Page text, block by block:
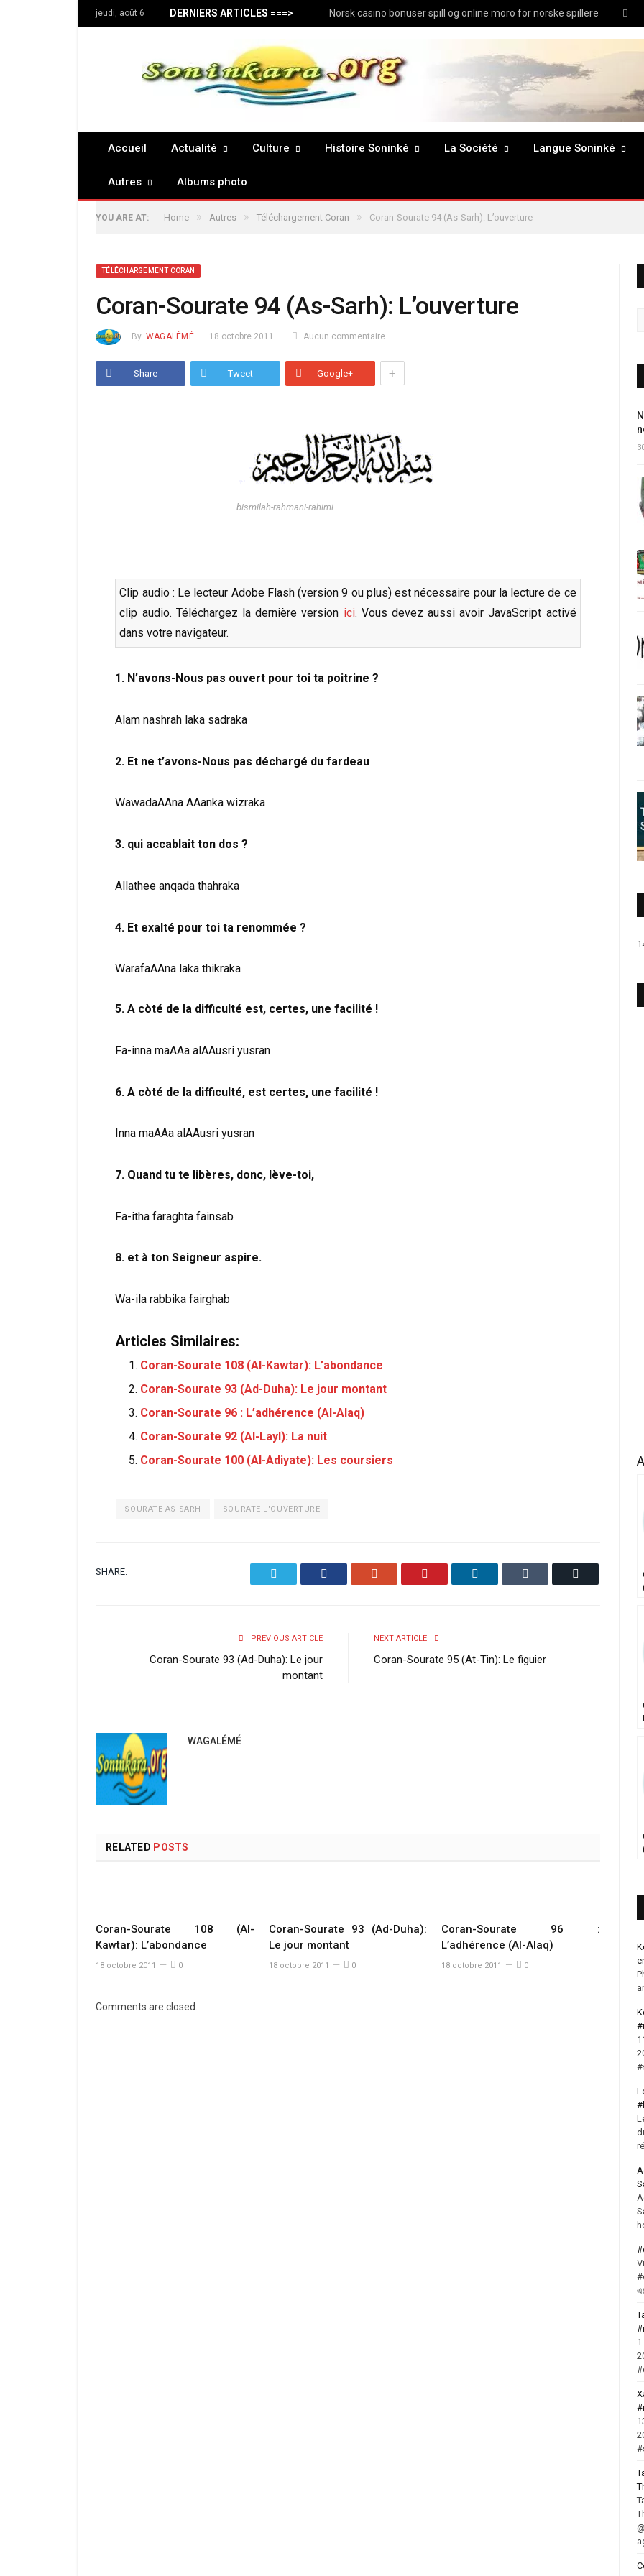
jeudi, août 6 DERNIERS ARTICLES ===> Norsk casino bonuser spill og online moro for norske spillere
Accueil Actualité Culture Histoire Soninké La Société Langue Soninké
Autres Albums photo
YOU ARE AT: Home » Autres » Téléchargement Coran » Coran-Sourate 94 (As-Sarh): L’ouverture
TÉLÉCHARGEMENT CORAN
Coran-Sourate 94 (As-Sarh): L’ouverture
By WAGALÉMÉ 18 octobre 2011 Aucun commentaire
Share Tweet Google+ +
bismilah-rahmani-rahimi
Clip audio : Le lecteur Adobe Flash (version 9 ou plus) est nécessaire pour la lecture de ce
clip audio. Téléchargez la dernière version ici. Vous devez aussi avoir JavaScript activé
dans votre navigateur.
1. N’avons-Nous pas ouvert pour toi ta poitrine ?
Alam nashrah laka sadraka
2. Et ne t’avons-Nous pas déchargé du fardeau
WawadaAAna AAanka wizraka
3. qui accablait ton dos ?
Allathee anqada thahraka
4. Et exalté pour toi ta renommée ?
WarafaAAna laka thikraka
5. A còté de la difficulté est, certes, une facilité !
Fa-inna maAAa alAAusri yusran
6. A còté de la difficulté, est certes, une facilité !
Inna maAAa alAAusri yusran
7. Quand tu te libères, donc, lève-toi,
Fa-itha faraghta fainsab
8. et à ton Seigneur aspire.
Wa-ila rabbika fairghab
Articles Similaires:
Coran-Sourate 108 (Al-Kawtar): L’abondance
Coran-Sourate 93 (Ad-Duha): Le jour montant
Coran-Sourate 96 : L’adhérence (Al-Alaq)
Coran-Sourate 92 (Al-Layl): La nuit
Coran-Sourate 100 (Al-Adiyate): Les coursiers
SOURATE AS-SARH SOURATE L'OUVERTURE
SHARE.
PREVIOUS ARTICLE
Coran-Sourate 93 (Ad-Duha): Le jour
montant
NEXT ARTICLE
Coran-Sourate 95 (At-Tin): Le figuier
WAGALÉMÉ
RELATED POSTS
Coran-Sourate 108 (Al-
Kawtar): L’abondance
18 octobre 2011 0
Coran-Sourate 93 (Ad-Duha):
Le jour montant
18 octobre 2011 0
Coran-Sourate 96 :
L’adhérence (Al-Alaq)
18 octobre 2011 0
Comments are closed.